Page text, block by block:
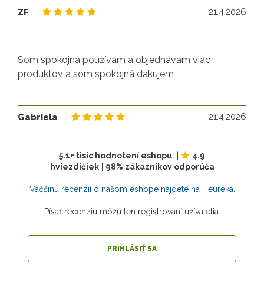
ZF 21.4.2026
Som spokojná používam a objednávam viac
produktov a som spokojná dakujem
Gabriela 21.4.2026
5.1+ tisíc hodnotení eshopu
4.9
hviezdičiek| 98% zákazníkov odporúča
Väčšinu recenzií o našom eshope nájdete na Heuréka.
Písať recenziu môžu len registrovaní užívatelia.
PRIHLÁSIŤ SA